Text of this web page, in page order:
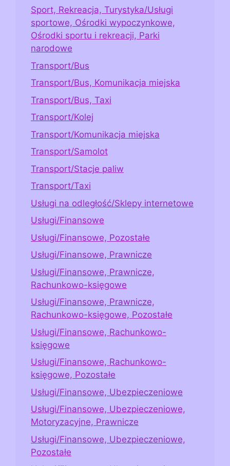
Sport, Rekreacja, Turystyka/Usługi
sportowe, Ośrodki wypoczynkowe,
Ośrodki sportu i rekreacji, Parki
narodowe
Transport/Bus
Transport/Bus, Komunikacja miejska
Transport/Bus, Taxi
Transport/Kolej
Transport/Komunikacja miejska
Transport/Samolot
Transport/Stacje paliw
Transport/Taxi
Usługi na odległość/Sklepy internetowe
Usługi/Finansowe
Usługi/Finansowe, Pozostałe
Usługi/Finansowe, Prawnicze
Usługi/Finansowe, Prawnicze,
Rachunkowo-księgowe
Usługi/Finansowe, Prawnicze,
Rachunkowo-księgowe, Pozostałe
Usługi/Finansowe, Rachunkowo-
księgowe
Usługi/Finansowe, Rachunkowo-
księgowe, Pozostałe
Usługi/Finansowe, Ubezpieczeniowe
Usługi/Finansowe, Ubezpieczeniowe,
Motoryzacyjne, Prawnicze
Usługi/Finansowe, Ubezpieczeniowe,
Pozostałe